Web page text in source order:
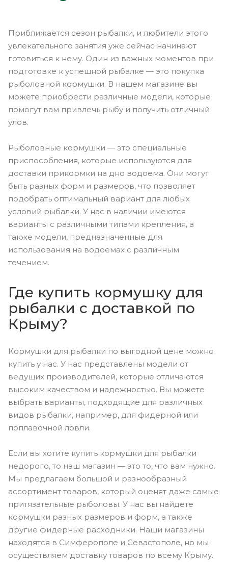
Приближается сезон рыбалки, и любители этого
увлекательного занятия уже сейчас начинают
готовиться к нему. Один из важных моментов при
подготовке к успешной рыбалке — это покупка
рыболовной кормушки. В нашем магазине вы
можете приобрести различные модели, которые
помогут вам привлечь рыбу и получить отличный
улов.
Рыболовные кормушки — это специальные
приспособления, которые используются для
доставки прикормки на дно водоема. Они могут
быть разных форм и размеров, что позволяет
подобрать оптимальный вариант для любых
условий рыбалки. У нас в наличии имеются
варианты с различными типами крепления, а
также модели, предназначенные для
использования на водоемах с различным
течением.
Где купить кормушку для
рыбалки с доставкой по
Крыму?
Кормушки для рыбалки по выгодной цене можно
купить у нас. У нас представлены модели от
ведущих производителей, которые отличаются
высоким качеством и надежностью. Вы можете
выбрать варианты, подходящие для различных
видов рыбалки, например, для фидерной или
поплавочной ловли.
Если вы хотите купить кормушки для рыбалки
недорого, то наш магазин — это то, что вам нужно.
Мы предлагаем большой и разнообразный
ассортимент товаров, который оценят даже самые
притязательные рыболовы. У нас вы найдете
кормушки разных размеров и форм, а также
другие фидерные расходники. Наши магазины
находятся в Симферополе и Севастополе, но мы
осуществляем доставку товаров по всему Крыму.